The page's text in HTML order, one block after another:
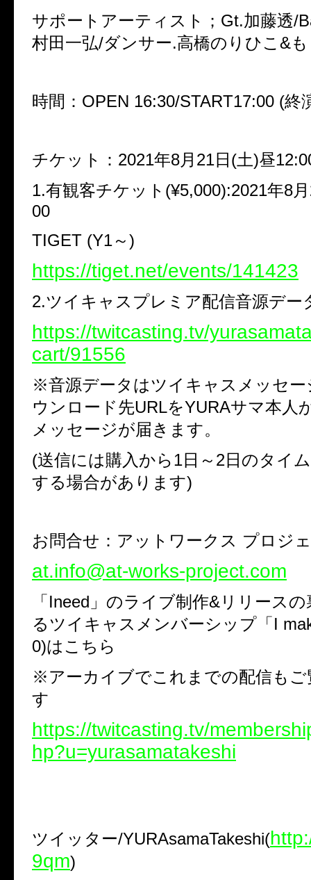
サポートアーティスト； Gt.加藤透/
村田一弘/ダンサー.高橋のりひこ &
時間： OPEN 16:30/START17:00 (終
チケット： 2021年8月 21日 (土)昼
1.有観客チケット (¥5,000):2021年8月
00
TIGET (Y1～)
https://tiget.net/events/141423
2.ツイキャスプレミア配信音源デー
https://twitcasting.tv/
cart/91556
※音源データはツイキャスメッセ
ウンロード先URLをYURAサマ本人
メッセージが届きます。
(送信には購入から1日～ 2日のタイ
する場合があります)
お問合せ：アットワークス プロジ
at.info@at-works-project.com
「 Ineed 」のライブ制作&リリース
るツイキャスメンバーシップ「 I
0)はこちら
※アーカイブでこれまでの配信も
す
https://twitcasting.tv/
hp?u=yurasamatakeshi
ツイッター/YURAsamaTakeshi(
9qm)